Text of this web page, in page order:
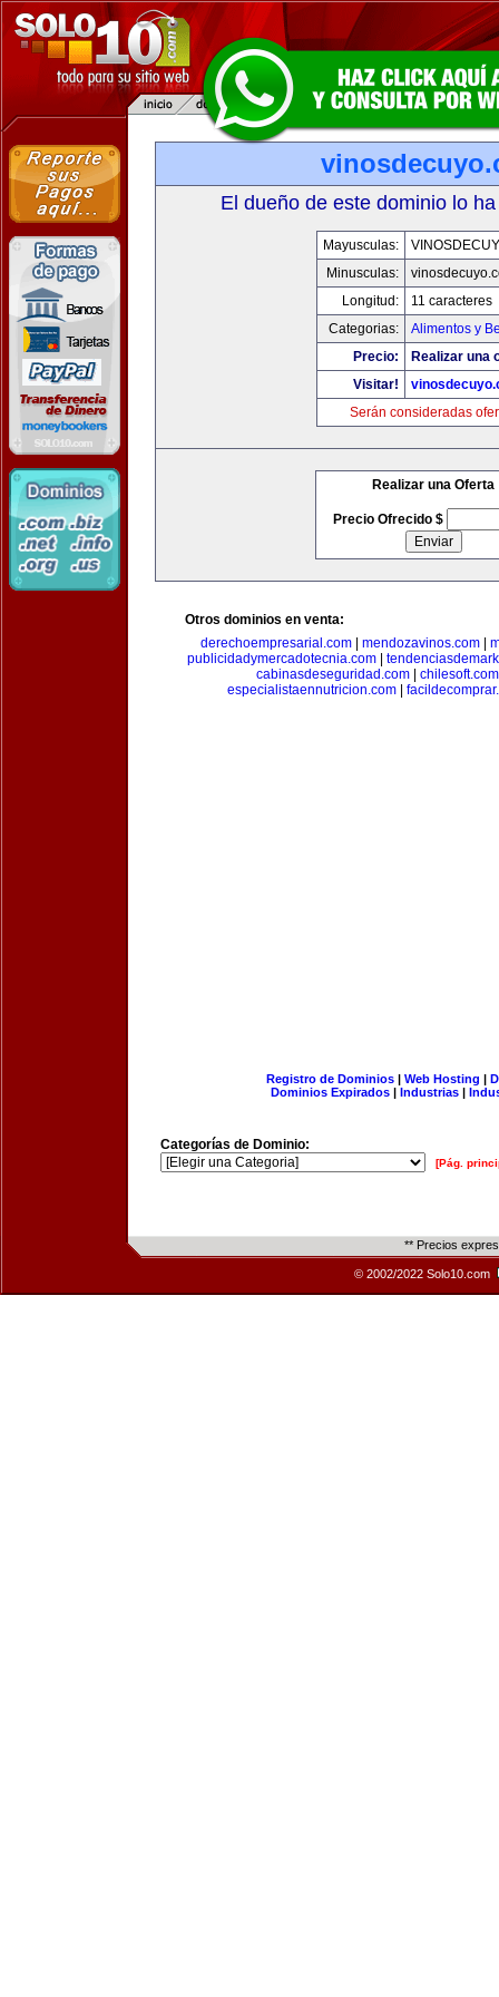
El dueño de este dominio lo
Mayusculas:
Minusculas:
Longitud:
11 caracteres
Categorias:
Alimentos y
Precio:
Realizar una
Visitar!
Serán consideradas
Realizar una Oferta
Precio Ofrecido $
Otros dominios en venta:
derechoempresarial.com
mendozavinos.com
publicidadymercadotecnia.com|
cabinasdeseguridad.com| chilesoft.com
especialistaennutricion.com|
Registro de Dominios| Web Hosting |
Dominios Expirados | Industrias |
Categorías de Dominio:
[Pág.
** Precios
© 2002/2022 Solo10.com